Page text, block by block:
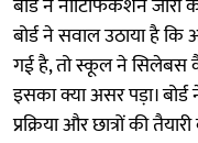
बोर्ड ने सवाल उठाया है
गई है, तो स्कूल ने सिलेबस
इसका क्या असर पड़ा।
प्रक्रिया और छात्रों की